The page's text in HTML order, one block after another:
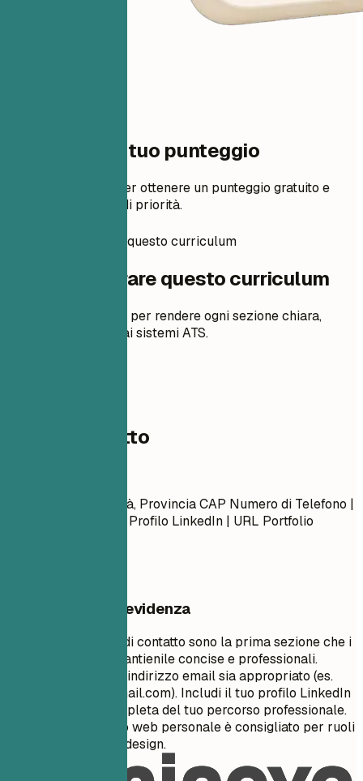
Un passo dal tuo punteggio
Aggiungi il tuo CV per ottenere un punteggio gratuito e
modifiche in ordine di priorità.
Come preparare questo curriculum
Come preparare questo curriculum
Suggerimenti pratici per rendere ogni sezione chiara,
pertinente e adatta ai sistemi ATS.
Dati di contatto
Nome Cognome Città, Provincia CAP Numero di Telefono |
Indirizzo Email URL Profilo LinkedIn | URL Portfolio
Cosa mettere in evidenza
Le tue informazioni di contatto sono la prima sezione che i
recruiter vedono. Mantienile concise e professionali.
Assicurati che il tuo indirizzo email sia appropriato (es.
nome.cognome@email.com). Includi il tuo profilo LinkedIn
per una visione completa del tuo percorso professionale.
Un portfolio o un sito web personale è consigliato per ruoli
creativi, tecnici o di design.